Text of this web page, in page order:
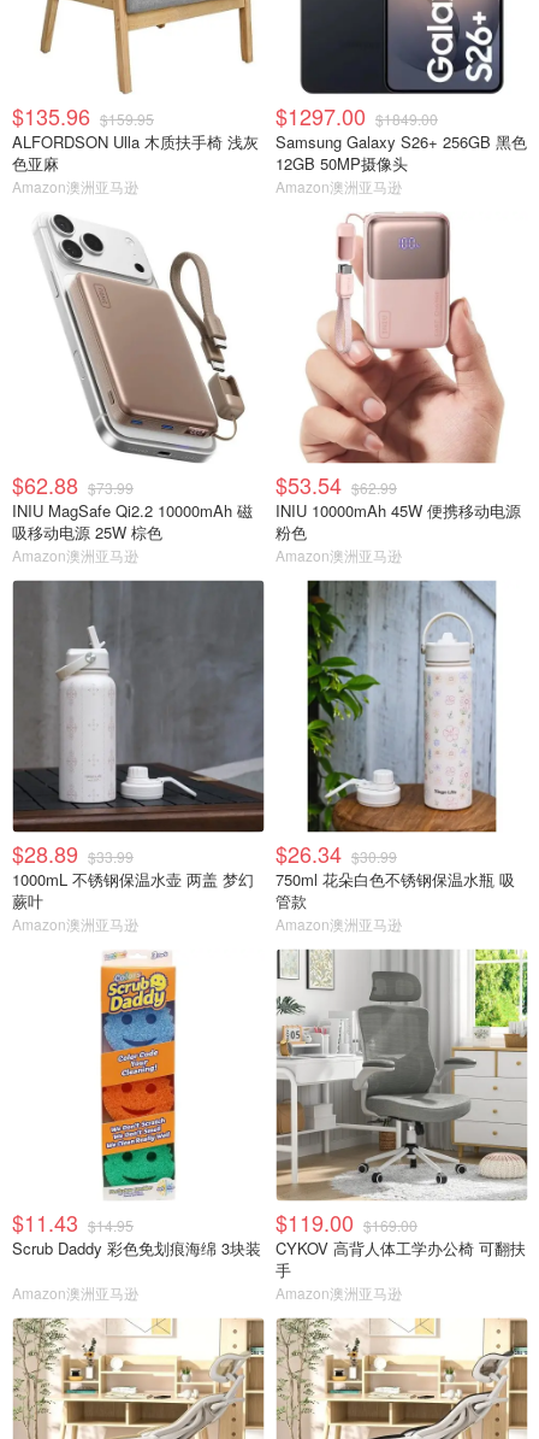
$135.96 $159.95
ALFORDSON Ulla 木质扶手椅 浅灰
色亚麻
Amazon澳洲亚马逊
$1297.00 $1849.00
Samsung Galaxy S26+ 256GB 黑色
12GB 50MP摄像头
Amazon澳洲亚马逊
$62.88 $73.99
INIU MagSafe Qi2.2 10000mAh 磁
吸移动电源 25W 棕色
Amazon澳洲亚马逊
$53.54 $62.99
INIU 10000mAh 45W 便携移动电源
粉色
Amazon澳洲亚马逊
$28.89 $33.99
1000mL 不锈钢保温水壶 两盖 梦幻
蕨叶
Amazon澳洲亚马逊
$26.34 $30.99
750ml 花朵白色不锈钢保温水瓶 吸
管款
Amazon澳洲亚马逊
$11.43 $14.95
Scrub Daddy 彩色免划痕海绵 3块装
Amazon澳洲亚马逊
$119.00 $169.00
CYKOV 高背人体工学办公椅 可翻扶
手
Amazon澳洲亚马逊